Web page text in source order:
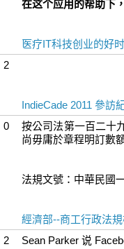
在这个应用的帮助下
医疗IT科技创业的好
2
IndieCade 2011 參訪
0
按公司法第一百二十
尚毋庸於章程明訂數
法規文號：中華民國
經濟部--商工行政法
2 Sean Parker 说